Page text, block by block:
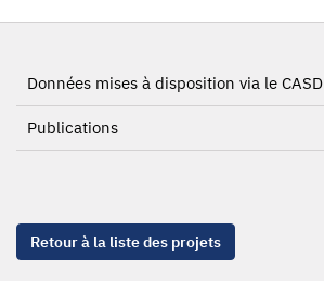
Données mises à disposition via le CASD
Publications
Retour à la liste des projets